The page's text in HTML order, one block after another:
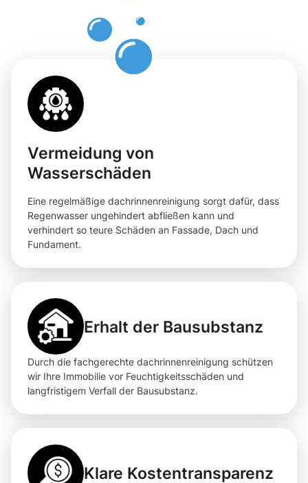
Vermeidung von
Wasserschäden
Eine regelmäßige dachrinnenreinigung sorgt dafür, dass
Regenwasser ungehindert abfließen kann und
verhindert so teure Schäden an Fassade, Dach und
Fundament.
Erhalt der Bausubstanz
Durch die fachgerechte dachrinnenreinigung schützen
wir Ihre Immobilie vor Feuchtigkeitsschäden und
langfristigem Verfall der Bausubstanz.
Klare Kostentransparenz